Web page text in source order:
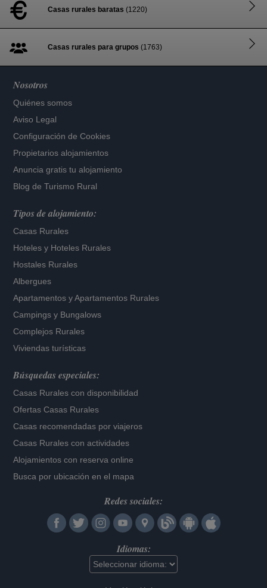
Casas rurales baratas (1220)
Casas rurales para grupos (1763)
Nosotros
Quiénes somos
Aviso Legal
Configuración de Cookies
Propietarios alojamientos
Anuncia gratis tu alojamiento
Blog de Turismo Rural
Tipos de alojamiento:
Casas Rurales
Hoteles y Hoteles Rurales
Hostales Rurales
Albergues
Apartamentos yApartamentos Rurales
Campings y Bungalows
Complejos Rurales
Viviendas turísticas
Búsquedas especiales:
Casas Rurales con disponibilidad
Ofertas Casas Rurales
Casas recomendadas por viajeros
Casas Rurales con actividades
Alojamientos con reserva online
Busca por ubicación en el mapa
Redes sociales:
Idiomas: